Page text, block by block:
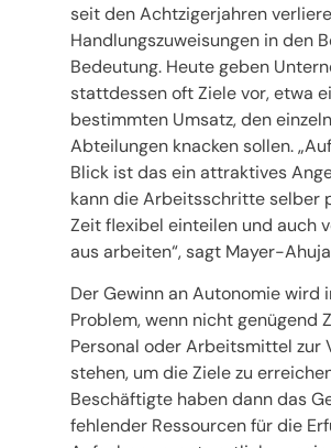
seit den Achtzigerjahren
Handlungszuweisungen in den
Bedeutung. Heute geben
stattdessen oft Ziele vor, etwa
bestimmten Umsatz, den
Abteilungen knacken sollen.
Blick ist das ein attraktives
kann die Arbeitsschritte selber
Zeit flexibel einteilen und auch
aus arbeiten“, sagt Mayer-
Der Gewinn an Autonomie wird
Problem, wenn nicht genügend
Personal oder Arbeitsmittel zur
stehen, um die Ziele zu
Beschäftigte haben dann das
fehlender Ressourcen für die